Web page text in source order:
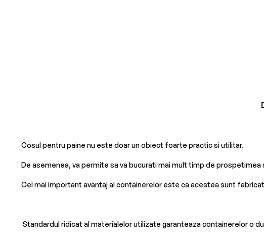
Cosul pentru paine nu este doar un obiect foarte practic si utilitar.
De asemenea, va permite sa va bucurati mai mult timp de
Cel mai important avantaj al containerelor este ca acestea sunt
Standardul ridicat al materialelor utilizate garanteaza containerelor o